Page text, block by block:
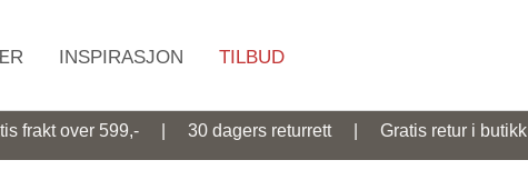
INSPIRASJON TILBUD
frakt over 599,- | 30 dagers returrett | Gratis retur i butikk